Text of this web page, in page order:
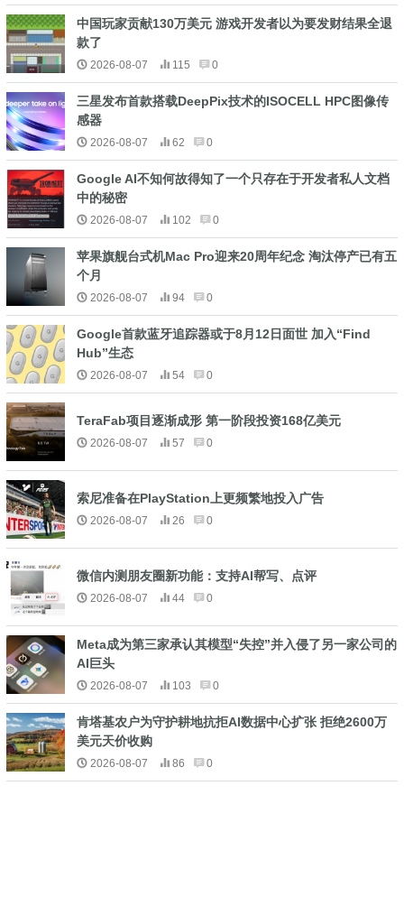
中国玩家贡献130万美元 游戏开发者以为要发财结果全退
款了
2026-08-07 115 0
三星发布首款搭载DeepPix技术的ISOCELL HPC图像传
感器
2026-08-07 62 0
Google AI不知何故得知了一个只存在于开发者私人文档
中的秘密
2026-08-07 102 0
苹果旗舰台式机Mac Pro迎来20周年纪念 淘汰停产已有五
个月
2026-08-07 94 0
Google首款蓝牙追踪器或于8月12日面世 加入“Find
Hub”生态
2026-08-07 54 0
TeraFab项目逐渐成形 第一阶段投资168亿美元
2026-08-07 57 0
索尼准备在PlayStation上更频繁地投入广告
2026-08-07 26 0
微信内测朋友圈新功能：支持AI帮写、点评
2026-08-07 44 0
Meta成为第三家承认其模型“失控”并入侵了另一家公司的
AI巨头
2026-08-07 103 0
肯塔基农户为守护耕地抗拒AI数据中心扩张 拒绝2600万
美元天价收购
2026-08-07 86 0